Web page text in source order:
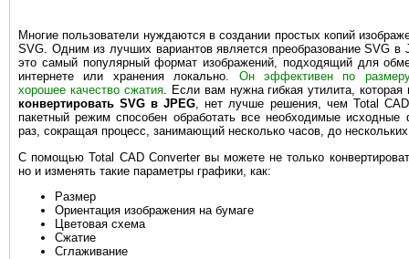
Многие пользователи нуждаются в создании простых копий
SVG. Одним из лучших вариантов является преобразование SVG
это самый популярный формат изображений, подходящий для
интернете или хранения локально. Он эффективен по
хорошее качество сжатия. Если вам нужна гибкая утилита,
конвертировать SVG в JPEG, нет лучше решения, чем Total
пакетный режим способен обработать все необходимые
раз, сокращая процесс, занимающий несколько часов, до
С помощью Total CAD Converter вы можете не только
но и изменять такие параметры графики, как:
Размер
Ориентация изображения на бумаге
Цветовая схема
Сжатие
Сглаживание